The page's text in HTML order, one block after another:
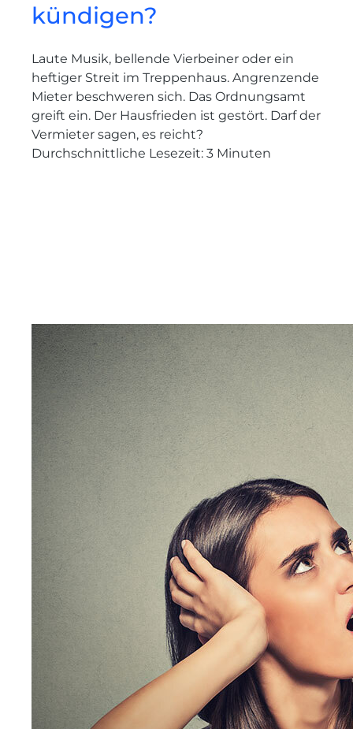
kündigen?
Laute Musik, bellende Vierbeiner oder ein
heftiger Streit im Treppenhaus. Angrenzende
Mieter beschweren sich. Das Ordnungsamt
greift ein. Der Hausfrieden ist gestört. Darf der
Vermieter sagen, es reicht?
Durchschnittliche Lesezeit: 3 Minuten